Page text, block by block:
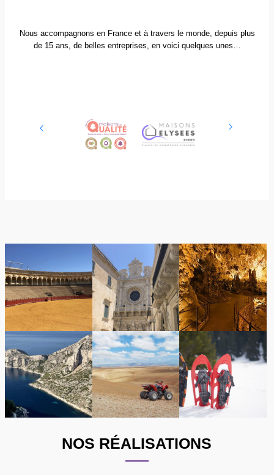
Nous accompagnons en France et à travers le monde, depuis plus
de 15 ans, de belles entreprises, en voici quelques unes…
NOS RÉALISATIONS